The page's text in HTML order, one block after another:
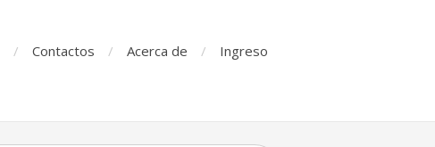
Contactos Acerca de Ingreso